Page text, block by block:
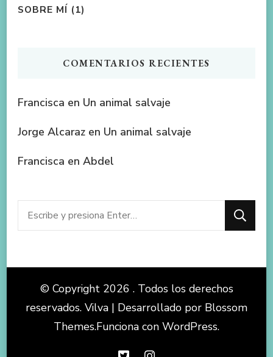
SOBRE MÍ (1)
COMENTARIOS RECIENTES
Francisca en Un animal salvaje
Jorge Alcaraz en Un animal salvaje
Francisca en Abdel
¿Buscas
algo?
© Copyright 2026 . Todos los derechos
reservados. Vilva | Desarrollado por Blossom
Themes.Funciona con WordPress.